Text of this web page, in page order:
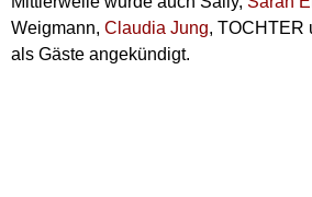
Weigmann, Claudia Jung, TOCHTER
als Gäste angekündigt.